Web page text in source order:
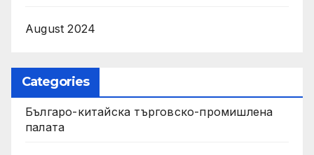
August 2024
Categories
Българо-китайска търговско-промишлена
палата